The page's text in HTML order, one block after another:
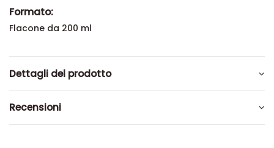
Formato:
Flacone da 200 ml
Dettagli del prodotto
Recensioni